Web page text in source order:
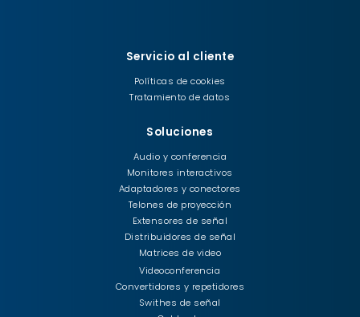
Servicio al cliente
Políticas de cookies
Tratamiento de datos
Soluciones
Audio y conferencia
Monitores interactivos
Adaptadores y conectores
Telones de proyección
Extensores de señal
Distribuidores de señal
Matrices de video
Videoconferencia
Convertidores y repetidores
Swithes de señal